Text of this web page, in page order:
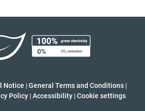
Notice |General Terms and Conditions |
Policy | Accessibility | Cookie settings